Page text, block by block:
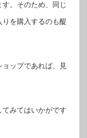
。そのため、同じ
を購入するのも醍
ップであれば、見
みてはいかがです